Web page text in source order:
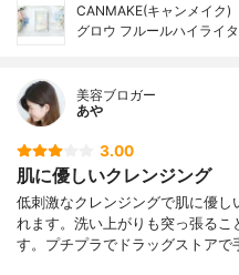
CANMAKE(キャンメイク)
グロウ フルールハイライ
美容ブロガー
あや
3.00
肌に優しいクレンジング
低刺激なクレンジングで肌に優し
れます。洗い上がりも突っ張るこ
す。プチプラでドラッグストアで